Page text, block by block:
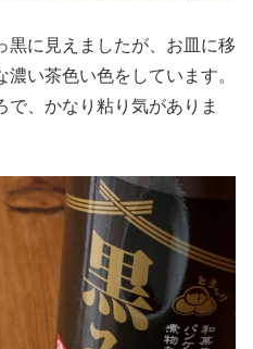
黒に見えましたが、お皿に移
い茶色い色をしています。
で、かなり粘り気がありま